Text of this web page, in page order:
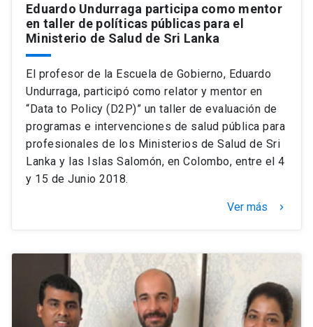
Eduardo Undurraga participa como mentor
en taller de políticas públicas para el
Ministerio de Salud de Sri Lanka
El profesor de la Escuela de Gobierno, Eduardo
Undurraga, participó como relator y mentor en
“Data to Policy (D2P)” un taller de evaluación de
programas e intervenciones de salud pública para
profesionales de los Ministerios de Salud de Sri
Lanka y las Islas Salomón, en Colombo, entre el 4
y 15 de Junio 2018.
Ver más keyboard_arrow_right